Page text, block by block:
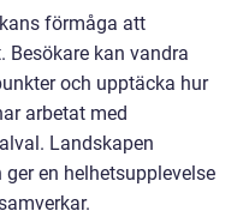
förmåga att
Besökare kan vandra
och upptäcka hur
arbetat med
Landskapen
en helhetsupplevelse